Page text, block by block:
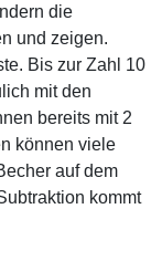
die
und zeigen.
Bis zur Zahl 10
mit den
bereits mit 2
können viele
auf dem
kommt